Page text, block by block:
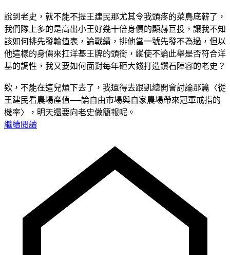
說到老史，就不能不提王建民那尤其令我頭疼的菜鳥底薪了，
我們隊上多的是高出小王好幾十倍身價的顯赫巨投，讓我不知
該如何排先發輪值表，論戰績，排他當一號先發不為過，但以
他這樣的身價來扛洋基王牌的頭銜，縱使不論此舉是否符合洋
基的調性，我又要如何面對每年砸大錢打造鑽石陣容的老史？
欸，不能在這兒煩下去了，我還得去跟凱總開會討論那篇〈從
王建民看農場產值──論自由市場與自家農場帶來冠軍戒指的
機率〉，明天還要向老史做簡報呢。
繼續閱讀